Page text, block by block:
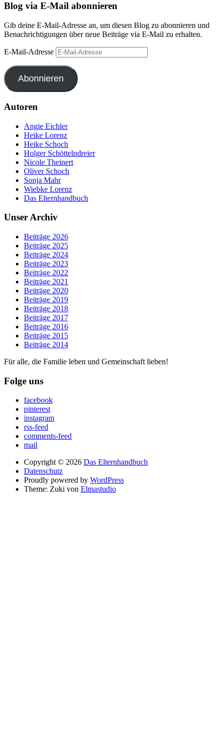
Blog via E-Mail abonnieren
Gib deine E-Mail-Adresse an, um diesen Blog zu abonnieren und
Benachrichtigungen über neue Beiträge via E-Mail zu erhalten.
E-Mail-Adresse
Abonnieren
Autoren
Angie Eichler
Heike Lorenz
Heike Schoch
Holger Schöttelndreier
Nicole Theinert
Oliver Schoch
Sonja Mahr
Wiebke Lorenz
Das Elternhandbuch
Unser Archiv
Beiträge 2026
Beiträge 2025
Beiträge 2024
Beiträge 2023
Beiträge 2022
Beiträge 2021
Beiträge 2020
Beiträge 2019
Beiträge 2018
Beiträge 2017
Beiträge 2016
Beiträge 2015
Beiträge 2014
Für alle, die Familie leben und Gemeinschaft lieben!
Folge uns
facebook
pinterest
instagram
rss-feed
comments-feed
mail
Copyright © 2026 Das Elternhandbuch
Datenschutz
Proudly powered by WordPress
Theme: Zuki von Elmastudio